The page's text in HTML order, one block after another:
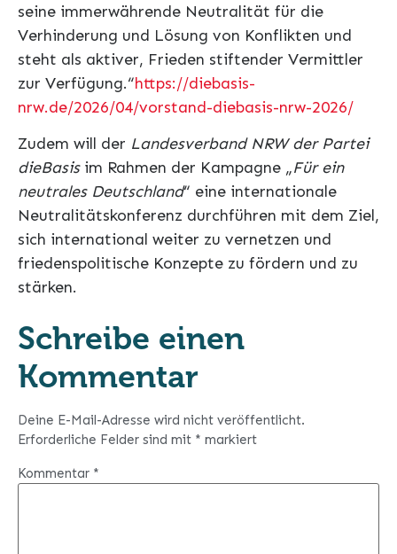
seine immerwährende Neutralität für die
Verhinderung und Lösung von Konflikten und
steht als aktiver, Frieden stiftender Vermittler
zur Verfügung.“https://diebasis-
nrw.de/2026/04/vorstand-diebasis-nrw-2026/
Zudem will der Landesverband NRW der Partei
dieBasisim Rahmen der Kampagne „Für ein
neutrales Deutschland“ eine internationale
Neutralitätskonferenz durchführen mit dem Ziel,
sich international weiter zu vernetzen und
friedenspolitische Konzepte zu fördern und zu
stärken.
Schreibe einen
Kommentar
Deine E-Mail-Adresse wird nicht veröffentlicht.
Erforderliche Felder sind mit * markiert
Kommentar *